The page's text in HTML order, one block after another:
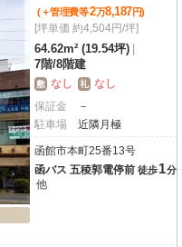
(＋管理費等2万8,187円)
[坪単価 約4,504円/坪]
64.62m² (19.54坪)
7階/8階建
敷 なし 礼 なし
保証金
－
駐車場
近隣月極
函館市本町25番13号
函バス 五稜郭電停前 徒歩1分
他